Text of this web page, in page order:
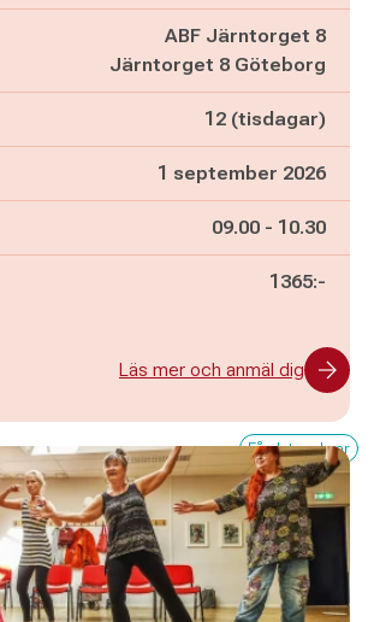
ABF Järntorget 8
Järntorget 8 Göteborg
12 (tisdagar)
1 september 2026
Pågår mellan
09.00 - och
10.30
1365:-
Läs mer och anmäl dig
Få platser kvar